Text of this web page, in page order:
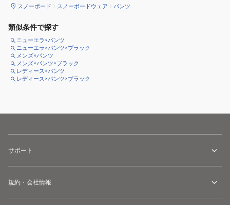
スノーボード スノーボードウェア パンツ
類似条件で探す
ニューエラ×パンツ
ニューエラ×パンツ×ブラック
メンズ×パンツ
メンズ×パンツ×ブラック
レディース×パンツ
レディース×パンツ×ブラック
サポート
規約・会社情報